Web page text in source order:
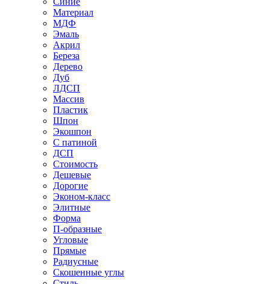
Материал
МДФ
Эмаль
Акрил
Береза
Дерево
Дуб
ЛДСП
Массив
Пластик
Шпон
Экошпон
С патиной
ДСП
Стоимость
Дешевые
Дорогие
Эконом-класс
Элитные
Форма
П-образные
Угловые
Прямые
Радиусные
Скошенные углы